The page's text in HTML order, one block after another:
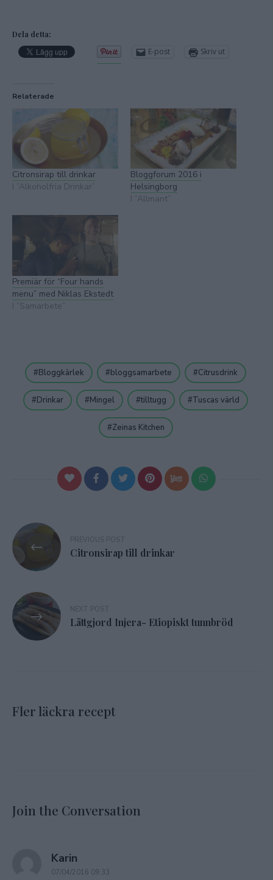
Dela detta:
E-post Skriv ut
Relaterade
Citronsirap till drinkar
I ”Alkoholfria Drinkar”
Bloggforum 2016 i
Helsingborg
I ”Allmänt”
Premiär för “Four hands
menu” med Niklas Ekstedt
I ”Samarbete”
Bloggkärlek bloggsamarbete Citrusdrink
Drinkar Mingel tilltugg Tuscas värld
Zeinas Kitchen
Inläggsnavigering
Citronsirap till drinkar
Lättgjord Injera- Etiopiskt tunnbröd
Fler läckra recept
Join the Conversation
Karin
07/04/2016 09:33